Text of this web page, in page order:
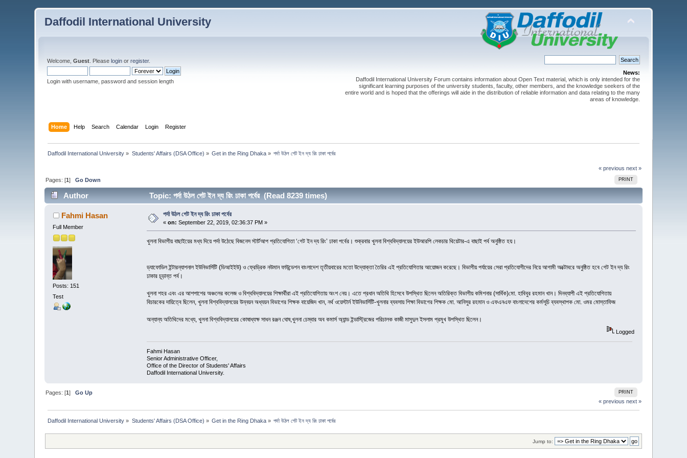
Daffodil International University
Welcome,Guest . Pleaselogin orregister.
Login with username, password and session length
News:
Daffodil International University Forum contains information about Open Text material, which is only intended for the
significant learning purposes of the university students, faculty, other members, and the knowledge seekers of the
entire world and is hoped that the offerings will aide in the distribution of reliable information and data relating to the many
areas of knowledge.
Home Help Search Calendar Login Register
Daffodil International University » Students' Affairs (DSA Office) » Get in the Ring Dhaka » পর্দা উঠল গেট ইন দ্য রিং ঢাকা পর্বের
« previous next »
PRINT
Pages: [1]Go Down
Author Topic: পর্দা উঠল গেট ইন দ্য রিং ঢাকা পর্বের (Read 8239 times)
Fahmi Hasan
Full Member
Posts: 151
Test
পর্দা উঠল গেট ইন দ্য রিং ঢাকা পর্বের
«on: September 22, 2019, 02:36:37 PM »
খুলনা বিভাগীয় বাছাইয়ের মধ্য দিয়ে পর্দা উঠেছে বিজনেস স্টার্টআপ প্রতিযোগিতা ‘গেট ইন দ্য রিং’ ঢাকা পর্বের। শুক্রবার খুলনা বিশ্ববিদ্যালয়ের ইউআরপি লেকচার থিয়েটার-এ বাছাই পর্ব অনুষ্ঠিত হয়।
ড্যাফোডিল ইন্টারন্যাশনাল ইউনিভার্সিটি (ডিআইইউ) ও ফ্রেড্রিক নউমান ফাউন্ডেশন বাংলাদেশ তৃতীয়বারের মতো উদ্যোক্তা তৈরির এই প্রতিযোগিতার আয়োজন করেছে। বিভাগীয় পর্যায়ের সেরা প্রতিযোগীদের নিয়ে আগামী অক্টোবরে অনুষ্ঠিত হবে গেট ইন দ্য রিং
ঢাকার চূড়ান্ত পর্ব।
খুলনা শহর এবং এর আশপাশের অঞ্চলের কলেজ ও বিশ্ববিদ্যালয়ের শিক্ষার্থীরা এই প্রতিযোগিতায় অংশ নেয়। এতে প্রধান অতিথি হিসেবে উপস্থিত ছিলেন অতিরিক্ত বিভাগীয় কমিশনার (সার্বিক)মো. হাবিবুর রহমান খান। দিনব্যাপী এই প্রতিযোগিতায়
বিচারকের দায়িত্বে ছিলেন, খুলনা বিশ্ববিদ্যালয়ের উন্নয়ন অধ্যয়ন বিভাগের শিক্ষক বায়েজিদ খান, নর্থ ওয়েস্টার্ন ইউনিভার্সিটি-খুলনার ব্যবসায় শিক্ষা বিভাগের শিক্ষক মো. আনিসুর রহমান ও এফএনএফ বাংলাদেশের কর্মসূচি ব্যবস্থাপক মো. ওমর মোস্তাফিজ
অন্যান্য অতিথিদের মধ্যে, খুলনা বিশ্ববিদ্যালয়ের কোষাধ্যক্ষ সাধন রঞ্জন ঘোষ,খুলনা চেম্বার অব কমার্স অ্যান্ড ইন্ডাস্ট্রিজের পরিচালক কাজী মাসুদুল ইসলাম প্রমুখ উপস্থিত ছিলেন।
Logged
Fahmi Hasan
Senior Administrative Officer,
Office of the Director of Students' Affairs
Daffodil International University.
PRINT
Pages: [1]Go Up
« previous next »
Daffodil International University » Students' Affairs (DSA Office) » Get in the Ring Dhaka » পর্দা উঠল গেট ইন দ্য রিং ঢাকা পর্বের
Jump to: